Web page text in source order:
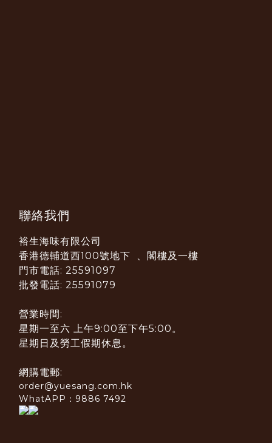
聯絡我們
裕生海味有限公司
香港德輔道西100號地下 、閣樓及一樓
門市電話: 25591097
批發電話: 25591079
營業時間:
星期一至六 上午9:00至下午5:00。
星期日及勞工假期休息。
網購電郵:
order@yuesang.com.hk
WhatAPP：9886 7492